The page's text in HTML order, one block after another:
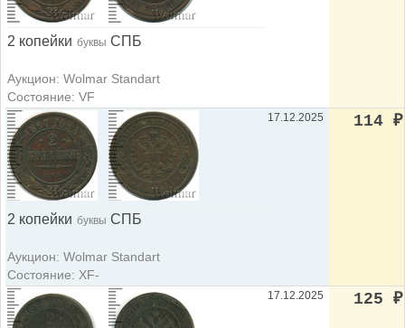
2 копейки буквы СПБ
Аукцион: Wolmar Standart
Состояние: VF
2 копейки буквы СПБ
Аукцион: Wolmar Standart
Состояние: XF-
17.12.2025 114 ₽
17.12.2025 125 ₽